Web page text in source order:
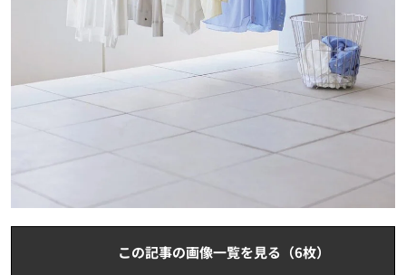
この記事の画像一覧を見る（6枚）